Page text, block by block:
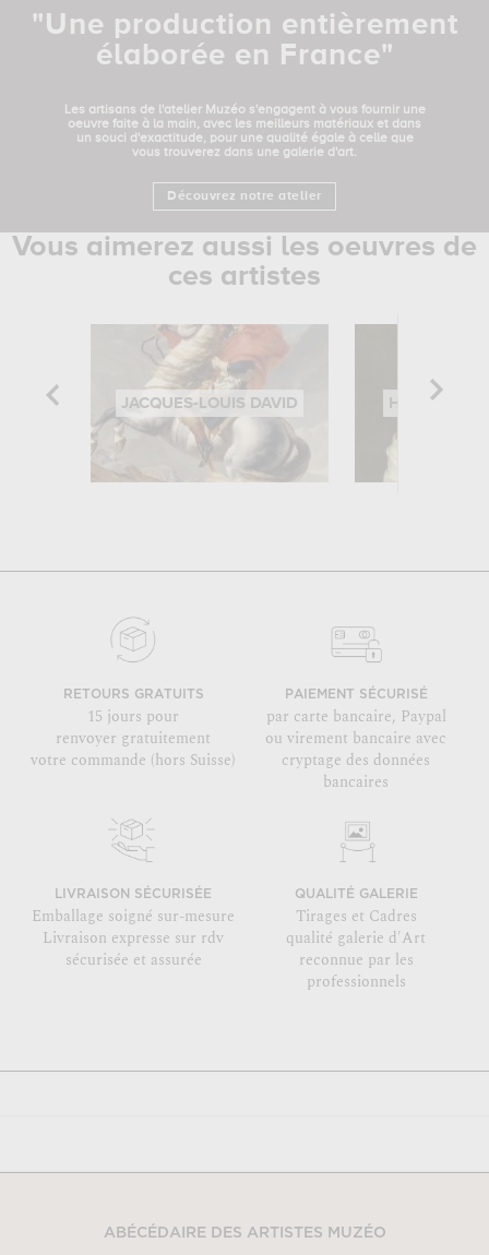
"Une production entièrement
élaborée en France"
Les artisans de l'atelier Muzéo s'engagent à vous fournir une
oeuvre faite à la main, avec les meilleurs matériaux et dans
un souci d'exactitude, pour une qualité égale à celle que
vous trouverez dans une galerie d'art.
Découvrez notre atelier
Vous aimerez aussi les oeuvres de
ces artistes
JACQUES-LOUIS DAVID HIPPOLYTE
RETOURS GRATUITS
15 jours pour
renvoyer gratuitement
votre commande (hors Suisse)
PAIEMENT SÉCURISÉ
par carte bancaire, Paypal
ou virement bancaire avec
cryptage des données
bancaires
LIVRAISON SÉCURISÉE
Emballage soigné sur-mesure
Livraison expresse sur rdv
sécurisée et assurée
QUALITÉ GALERIE
Tirages et Cadres
qualité galerie d'Art
reconnue par les
professionnels
ABÉCÉDAIRE DES ARTISTES MUZÉO